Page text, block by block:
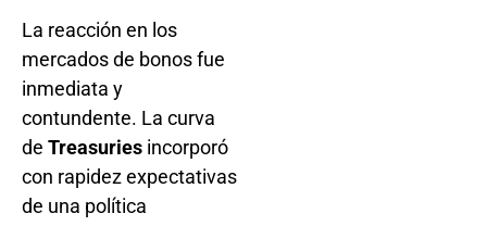
La reacción en los
mercados de bonos fue
inmediata y
contundente. La curva
de Treasuries incorporó
con rapidez expectativas
de una política